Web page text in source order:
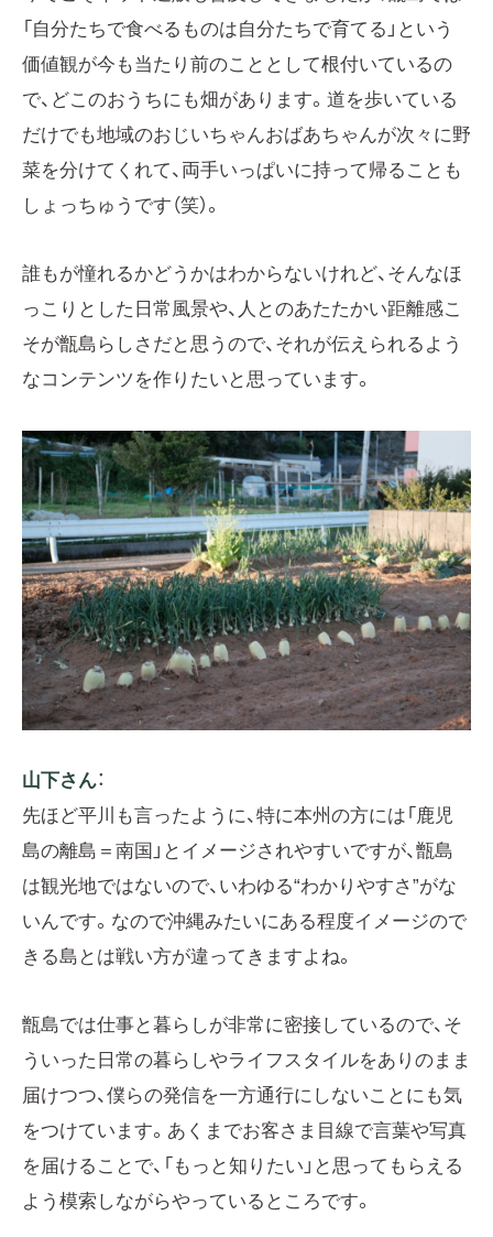
「自分たちで食べるものは自分たちで育てる」という
価値観が今も当たり前のこととして根付いているの
で、どこのおうちにも畑があります。道を歩いている
だけでも地域のおじいちゃんおばあちゃんが次々に野
菜を分けてくれて、両手いっぱいに持って帰ることも
しょっちゅうです（笑）。
誰もが憧れるかどうかはわからないけれど、そんなほ
っこりとした日常風景や、人とのあたたかい距離感こ
そが甑島らしさだと思うので、それが伝えられるよう
なコンテンツを作りたいと思っています。
山下さん：
先ほど平川も言ったように、特に本州の方には「鹿児
島の離島＝南国」とイメージされやすいですが、甑島
は観光地ではないので、いわゆる“わかりやすさ”がな
いんです。なので沖縄みたいにある程度イメージので
きる島とは戦い方が違ってきますよね。
甑島では仕事と暮らしが非常に密接しているので、そ
ういった日常の暮らしやライフスタイルをありのまま
届けつつ、僕らの発信を一方通行にしないことにも気
をつけています。あくまでお客さま目線で言葉や写真
を届けることで、「もっと知りたい」と思ってもらえる
よう模索しながらやっているところです。